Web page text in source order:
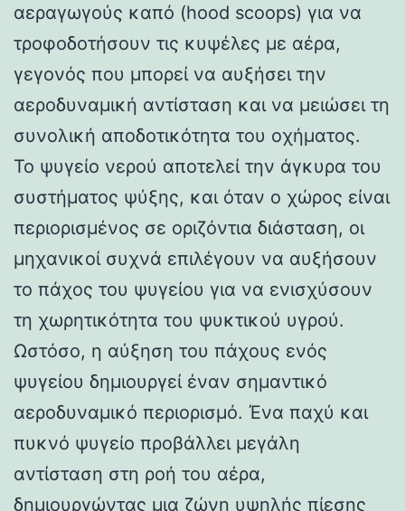
αεραγωγούς καπό (hood scoops) για να
τροφοδοτήσουν τις κυψέλες με αέρα,
γεγονός που μπορεί να αυξήσει την
αεροδυναμική αντίσταση και να μειώσει τη
συνολική αποδοτικότητα του οχήματος.
Το ψυγείο νερού αποτελεί την άγκυρα του
συστήματος ψύξης, και όταν ο χώρος είναι
περιορισμένος σε οριζόντια διάσταση, οι
μηχανικοί συχνά επιλέγουν να αυξήσουν
το πάχος του ψυγείου για να ενισχύσουν
τη χωρητικότητα του ψυκτικού υγρού.
Ωστόσο, η αύξηση του πάχους ενός
ψυγείου δημιουργεί έναν σημαντικό
αεροδυναμικό περιορισμό. Ένα παχύ και
πυκνό ψυγείο προβάλλει μεγάλη
αντίσταση στη ροή του αέρα,
δημιουργώντας μια ζώνη υψηλής πίεσης